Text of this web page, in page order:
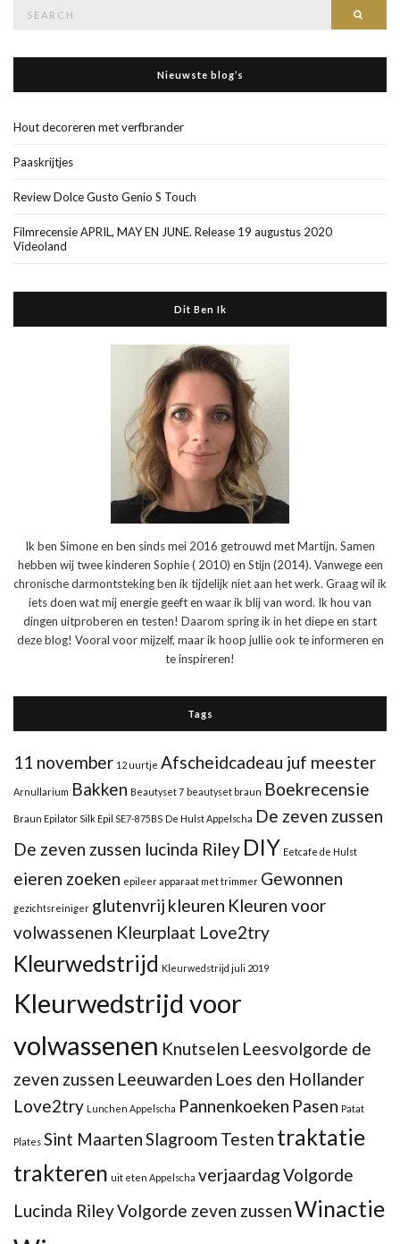
Nieuwste blog’s
Hout decoreren met verfbrander
Paaskrijtjes
Review Dolce Gusto Genio S Touch
Filmrecensie APRIL, MAY EN JUNE. Release 19 augustus 2020
Videoland
Dit Ben Ik
Ik ben Simone en ben sinds mei 2016 getrouwd met Martijn. Samen
hebben wij twee kinderen Sophie ( 2010) en Stijn (2014). Vanwege een
chronische darmontsteking ben ik tijdelijk niet aan het werk. Graag wil ik
iets doen wat mij energie geeft en waar ik blij van word. Ik hou van
dingen uitproberen en testen! Daarom spring ik in het diepe en start
deze blog! Vooral voor mijzelf, maar ik hoop jullie ook te informeren en
te inspireren!
Tags
11 november 12 uurtje Afscheidcadeau juf meester
Arnullarium Bakken Beautyset 7 beautyset braun Boekrecensie
Braun Epilator Silk Epil SE7-875BS De Hulst Appelscha De zeven zussen
De zeven zussen lucinda Riley DIY Eetcafe de Hulst
eieren zoeken epileer apparaat met trimmer Gewonnen
gezichtsreiniger glutenvrij kleuren Kleuren voor
volwassenen Kleurplaat Love2try
Kleurwedstrijd Kleurwedstrijd juli 2019
Kleurwedstrijd voor
volwassenen Knutselen Leesvolgorde de
zeven zussen Leeuwarden Loes den Hollander
Love2try Lunchen Appelscha Pannenkoeken Pasen Patat
Plates Sint MaartenSlagroom Testen traktatie
trakteren uit eten Appelscha verjaardagVolgorde
Lucinda RileyVolgorde zeven zussenWinactie